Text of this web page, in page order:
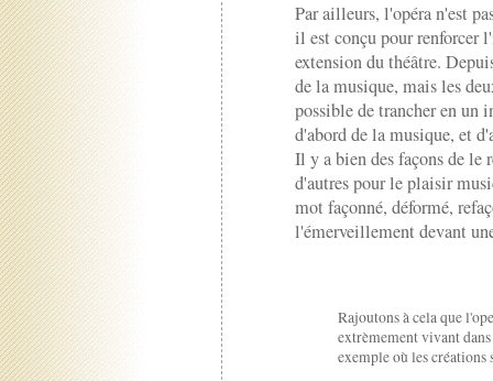
Par ailleurs, l'opéra n'est
il est conçu pour renforcer
extension du théâtre.
de la musique, mais les
possible de trancher en un
d'abord de la musique, et
Il y a bien des façons de le
d'autres pour le plaisir
mot façonné, déformé,
l'émerveillement devant
Rajoutons à cela que
extrèmement vivant
exemple où les créations